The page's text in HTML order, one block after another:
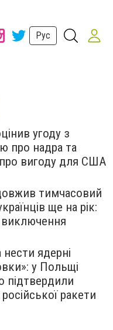
Рус
угоду з
про надра та
вигоду для США
тимчасовий
ще на рік:
виключення
нести ядерні
у Польщі
підтвердили
ракети